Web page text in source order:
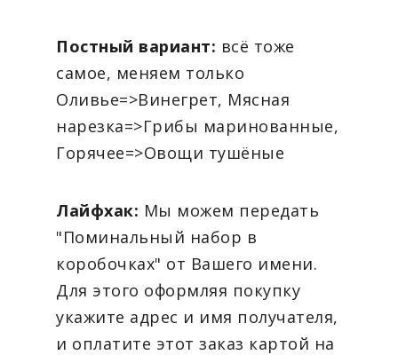
Постный вариант: всё тоже
самое, меняем только
Оливье=>Винегрет, Мясная
нарезка=>Грибы маринованные,
Горячее=>Овощи тушёные
Лайфхак: Мы можем передать
"Поминальный набор в
коробочках" от Вашего имени.
Для этого оформляя покупку
укажите адрес и имя получателя,
и оплатите этот заказ картой на